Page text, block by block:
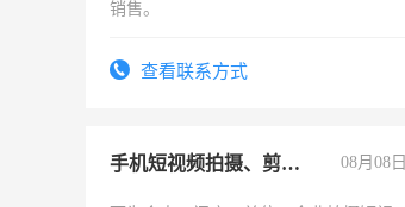
销售。
查看联系方式
手机短视频拍摄、剪辑、抖音快手 08月08日